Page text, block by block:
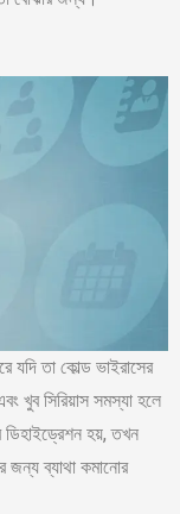
যদি তা কোল্ড ভাইরাসের
খুব সিরিয়াস সমস্যা হলে
ডিহাইড্রেশন হয়, তখন
জন্য ব্যাথা কমানোর